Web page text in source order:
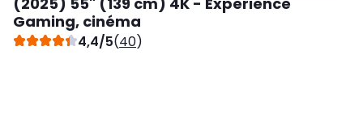
Gaming, cinéma
4,4/5(40)